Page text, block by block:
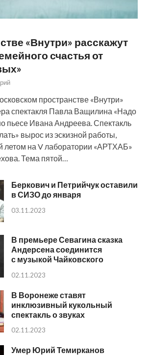
«Внутри» расскажут
счастья от
пространстве «Внутри»
спектакля Павла Ващилина «Надо
пьесе Ивана Андреева. Спектакль
вырос из эскизной работы,
летом на V лаборатории «АРТХАБ»
Тема пятой…
Беркович и Петрийчук оставили
в СИЗО до января
03.11.2023
В премьере Севагина сказка
Андерсена соединится
с музыкой Чайковского
02.11.2023
В Воронеже ставят
инклюзивный кукольный
спектакль о звуках
02.11.2023
Умер Юрий Темирканов